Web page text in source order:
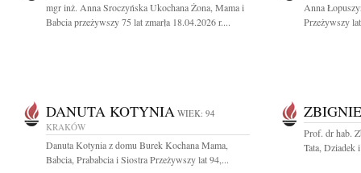
mgr inż. Anna Sroczyńska Ukochana Żona, Mama i
Babcia przeżywszy 75 lat zmarła 18.04.2026 r....
Anna
Przeżywszy
DANUTA KOTYNIA WIEK: 94
KRAKÓW
Danuta Kotynia z domu Burek Kochana Mama,
Babcia, Prababcia i Siostra Przeżywszy lat 94,...
Prof. dr hab.
Tata, Dziadek